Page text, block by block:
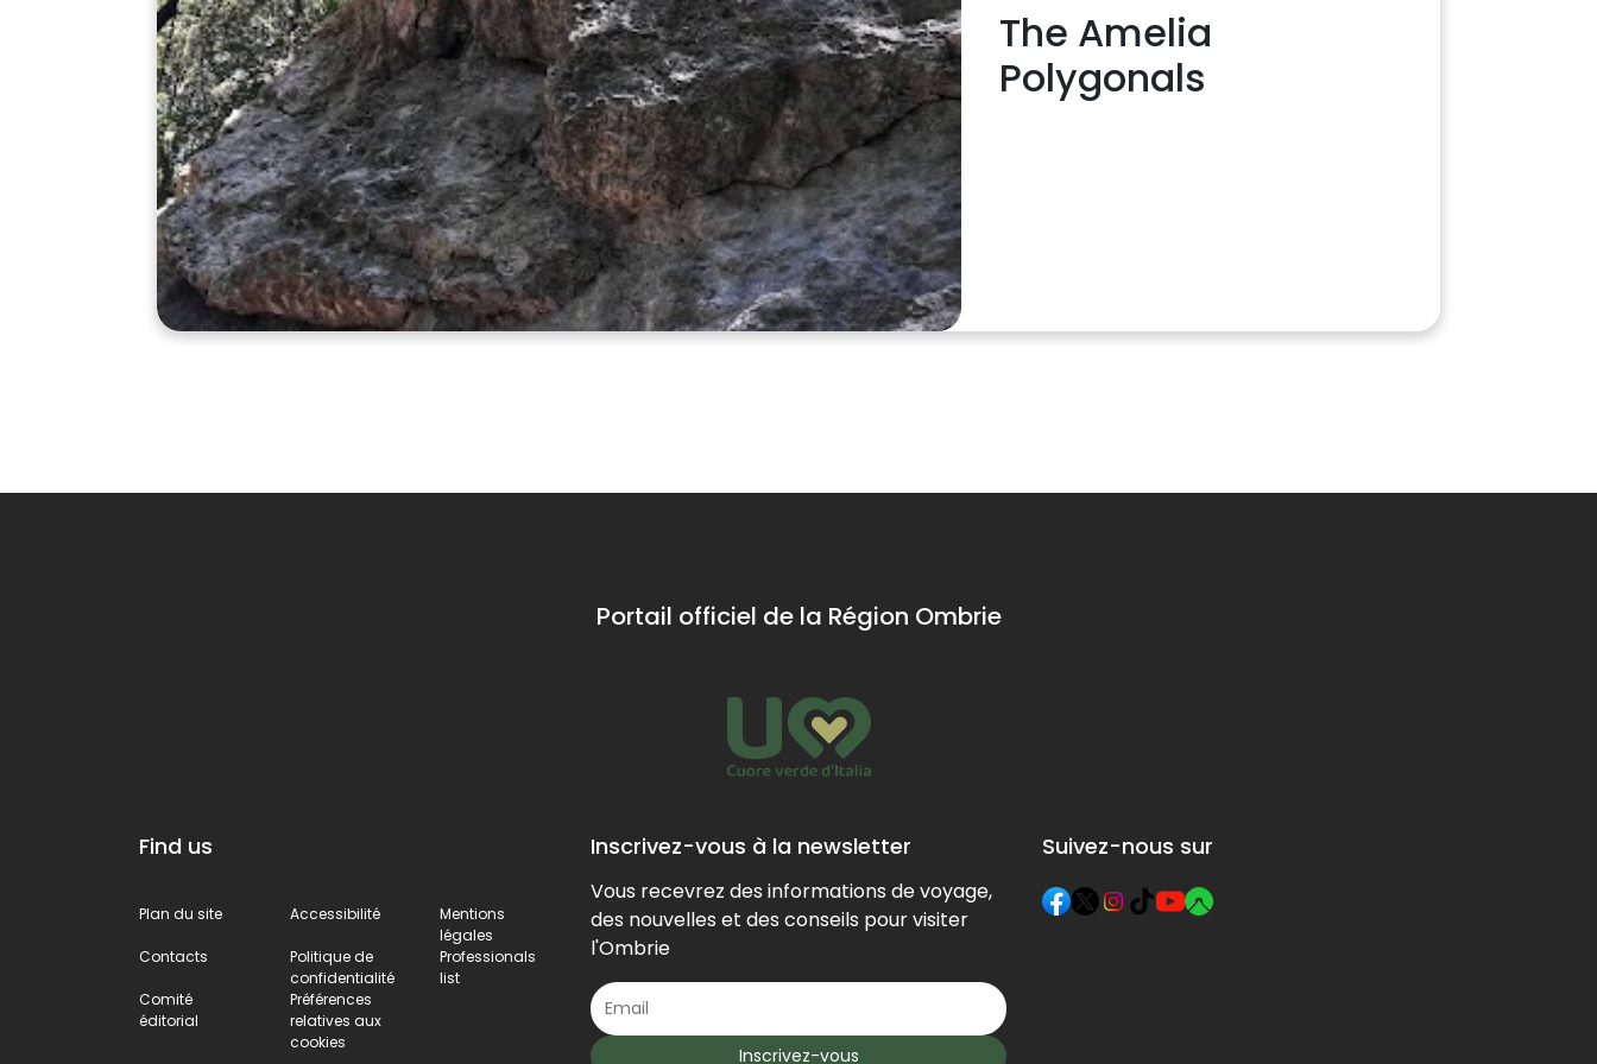
The Amelia
Polygonals
Portail officiel de la Région Ombrie
Find us
Plan du site Accessibilité
Mentions
légales
Contacts
Politique de
confidentialité
Professionals
list
Comité
éditorial
Préférences
relatives aux
cookies
Inscrivez-vous à la newsletter
Vous recevrez des informations de voyage,
des nouvelles et des conseils pour visiter
l'Ombrie
Inscrivez-vous
Suivez-nous sur